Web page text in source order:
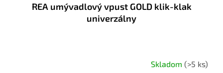
REA umývadlový vpust GOLD klik-klak
univerzálny
Skladom (>5 ks)